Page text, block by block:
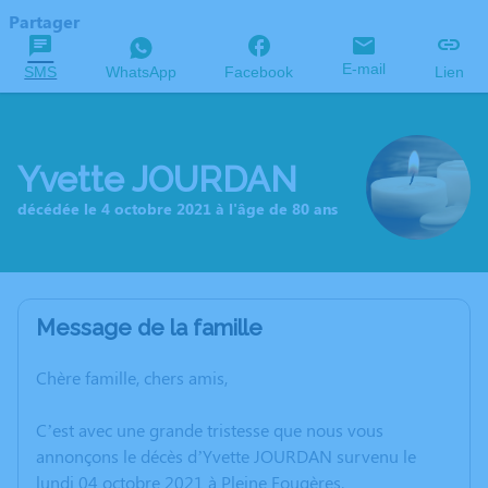
Partager
SMS WhatsApp Facebook E-mail Lien
Yvette JOURDAN
décédée le 4 octobre 2021 à l'âge de 80 ans
Message de la famille
Chère famille, chers amis,
C’est avec une grande tristesse que nous vous
annonçons le décès d’Yvette JOURDAN survenu le
lundi 04 octobre 2021 à Pleine Fougères.